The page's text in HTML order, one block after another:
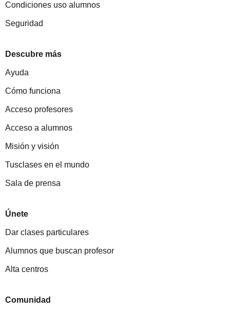
Condiciones uso alumnos
Seguridad
Descubre más
Ayuda
Cómo funciona
Acceso profesores
Acceso a alumnos
Misión y visión
Tusclases en el mundo
Sala de prensa
Únete
Dar clases particulares
Alumnos que buscan profesor
Alta centros
Comunidad